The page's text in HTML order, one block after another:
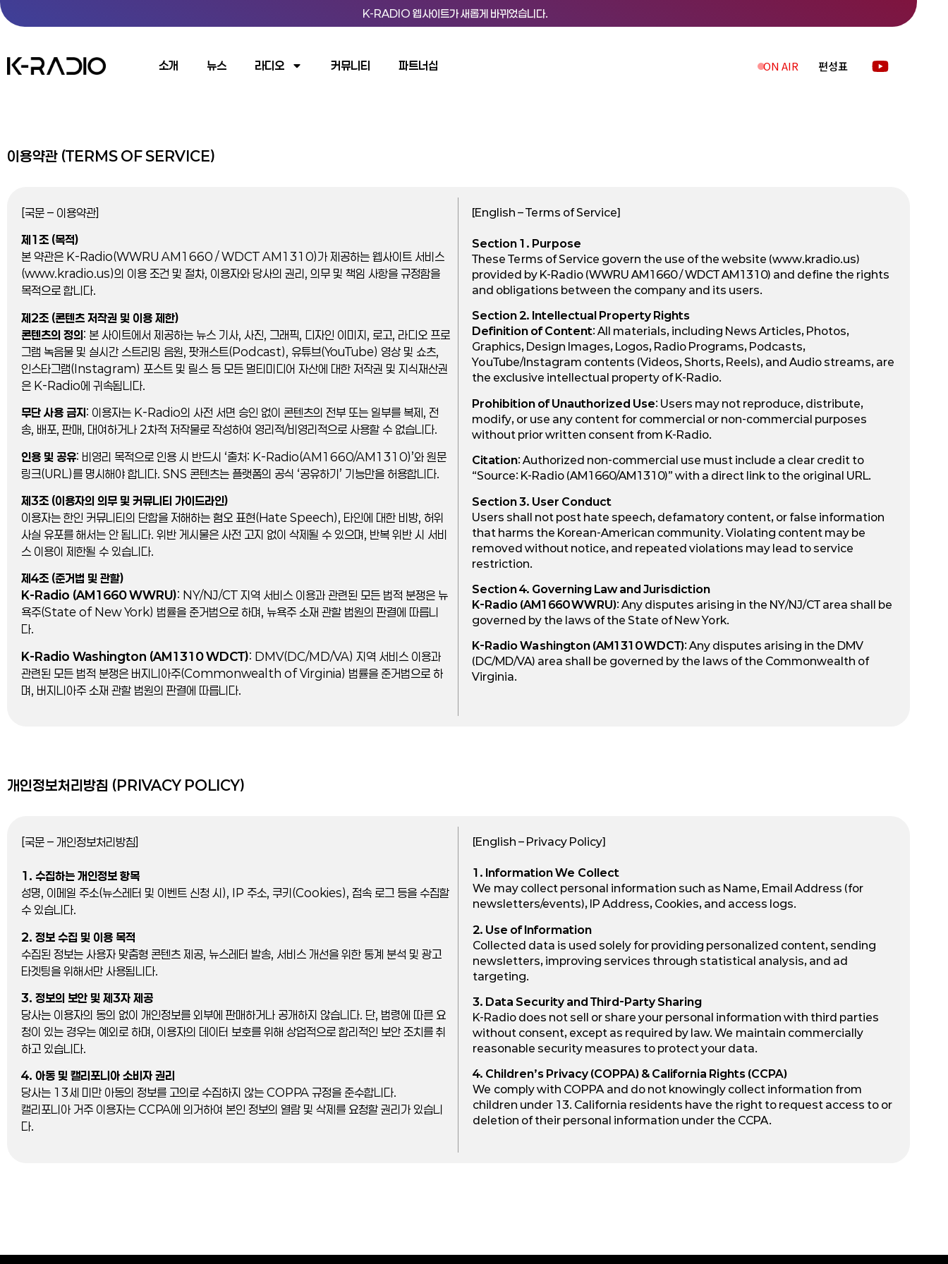
K-RADIO 웹사이트가새롭게 바뀌었습니다.
소개 뉴스 라디오 커뮤니티 파트너십 ON AIR 편성표
이용약관 (TERMS OF SERVICE)
[국문 – 이용약관]
제1조 (목적)
본 약관은 K-Radio(WWRU AM1660 / WDCT AM1310)가 제공하는 웹사이트 서비스
(www.kradio.us)의 이용 조건 및 절차, 이용자와 당사의 권리, 의무 및 책임 사항을 규정함을
목적으로 합니다.
제2조 (콘텐츠 저작권 및 이용 제한)
콘텐츠의 정의: 본 사이트에서 제공하는 뉴스 기사, 사진, 그래픽, 디자인 이미지, 로고, 라디오 프로
그램 녹음물 및 실시간 스트리밍 음원, 팟캐스트(Podcast), 유튜브(YouTube) 영상 및 쇼츠,
인스타그램(Instagram) 포스트 및 릴스 등 모든 멀티미디어 자산에 대한 저작권 및 지식재산권
은 K-Radio에 귀속됩니다.
무단 사용 금지 : 이용자는 K-Radio의 사전 서면 승인 없이 콘텐츠의 전부 또는 일부를 복제, 전
송, 배포, 판매, 대여하거나 2차적 저작물로 작성하여 영리적/비영리적으로 사용할 수 없습니다.
인용 및 공유: 비영리 목적으로 인용 시 반드시 ‘출처: K-Radio(AM1660/AM1310)’와 원문
링크(URL)를 명시해야 합니다. SNS 콘텐츠는 플랫폼의 공식 ‘공유하기’ 기능만을 허용합니다.
제3조 (이용자의 의무 및 커뮤니티 가이드라인)
이용자는 한인 커뮤니티의 단합을 저해하는 혐오 표현(Hate Speech), 타인에 대한 비방, 허위
사실 유포를 해서는 안 됩니다. 위반 게시물은 사전 고지 없이 삭제될 수 있으며, 반복 위반 시 서비
스 이용이 제한될 수 있습니다.
제4조 (준거법 및 관할)
K-Radio (AM1660 WWRU): NY/NJ/CT 지역 서비스 이용과 관련된 모든 법적 분쟁은 뉴
욕주(State of New York) 법률을 준거법으로 하며, 뉴욕주 소재 관할 법원의 판결에 따릅니
다.
K-Radio Washington (AM1310 WDCT): DMV(DC/MD/VA) 지역 서비스 이용과
관련된 모든 법적 분쟁은 버지니아주(Commonwealth of Virginia) 법률을 준거법으로 하
며, 버지니아주 소재 관할 법원의 판결에 따릅니다.
[English – Terms of Service]
Section 1. Purpose
These Terms of Service govern the use of the website (www.kradio.us)
provided by K-Radio (WWRU AM1660 / WDCT AM1310) and define the rights
and obligations between the company and its users.
Section 2. Intellectual Property Rights
Definition of Content: All materials, including News Articles, Photos,
Graphics, Design Images, Logos, Radio Programs, Podcasts,
YouTube/Instagram contents (Videos, Shorts, Reels), and Audio streams, are
the exclusive intellectual property of K-Radio.
Prohibition of Unauthorized Use: Users may not reproduce, distribute,
modify, or use any content for commercial or non-commercial purposes
without prior written consent from K-Radio.
Citation: Authorized non-commercial use must include a clear credit to
“Source: K-Radio (AM1660/AM1310)” with a direct link to the original URL.
Section 3. User Conduct
Users shall not post hate speech, defamatory content, or false information
that harms the Korean-American community. Violating content may be
removed without notice, and repeated violations may lead to service
restriction.
Section 4. Governing Law and Jurisdiction
K-Radio (AM1660 WWRU): Any disputes arising in the NY/NJ/CT area shall be
governed by the laws of the State of New York.
K-Radio Washington (AM1310 WDCT): Any disputes arising in the DMV
(DC/MD/VA) area shall be governed by the laws of the Commonwealth of
Virginia.
개인정보처리방침 (PRIVACY POLICY)
[국문 – 개인정보처리방침]
1. 수집하는 개인정보 항목
성명, 이메일 주소(뉴스레터 및 이벤트 신청 시), IP 주소, 쿠키(Cookies), 접속 로그 등을 수집할
수 있습니다.
2. 정보 수집 및 이용 목적
수집된 정보는 사용자 맞춤형 콘텐츠 제공, 뉴스레터 발송, 서비스 개선을 위한 통계 분석 및 광고
타겟팅을 위해서만 사용됩니다.
3. 정보의 보안 및 제3자 제공
당사는 이용자의 동의 없이 개인정보를 외부에 판매하거나 공개하지 않습니다. 단, 법령에 따른 요
청이 있는 경우는 예외로 하며, 이용자의 데이터 보호를 위해 상업적으로 합리적인 보안 조치를 취
하고 있습니다.
4. 아동 및 캘리포니아 소비자 권리
당사는 13세 미만 아동의 정보를 고의로 수집하지 않는 COPPA 규정을 준수합니다.
캘리포니아 거주 이용자는 CCPA에 의거하여 본인 정보의 열람 및 삭제를 요청할 권리가 있습니
다.
[English – Privacy Policy]
1. Information We Collect
We may collect personal information such as Name, Email Address (for
newsletters/events), IP Address, Cookies, and access logs.
2. Use of Information
Collected data is used solely for providing personalized content, sending
newsletters, improving services through statistical analysis, and ad
targeting.
3. Data Security and Third-Party Sharing
K-Radio does not sell or share your personal information with third parties
without consent, except as required by law. We maintain commercially
reasonable security measures to protect your data.
4. Children’s Privacy (COPPA) & California Rights (CCPA)
We comply with COPPA and do not knowingly collect information from
children under 13. California residents have the right to request access to or
deletion of their personal information under the CCPA.